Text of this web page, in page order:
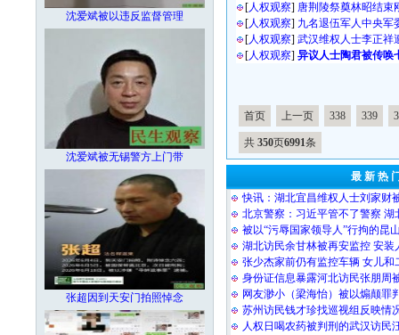
沈爱斌被以违反监督管理
沈爱斌被无锡警方上门带
张超因到天安门拍照悼念
[人权观察] 唐荆陵祭奠林昭结束
[人权观察] 九名退伍军人中央军
[人权观察] 武汉维权人士李正祥
[人权观察] 异议人士陶君被传唤
首页 上一页 338 339
共 350页6991条
最 新 热
快讯：湖北宜昌维权人士刘家财
北京警察：习近平管不了警察 湖
被以“污辱国家领导人”行拘的昆
湖北访民余甘林被再安监控 安装
张少杰家前仍有监控车辆 女儿和
身份证信息暴露河北访民张朋周
网友渺小（梁海怡）被以煽颠罪
苏州访民钱才珍找巡视组反映情
人权日喝农药被判刑的武汉访民